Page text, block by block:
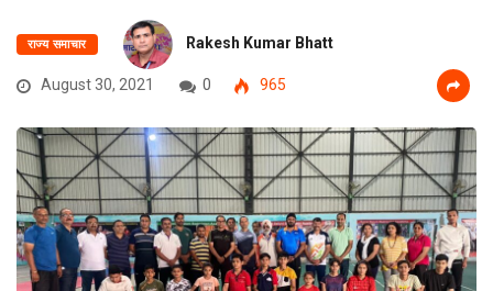
राज्य समाचार Rakesh Kumar Bhatt
August 30, 2021 0 965